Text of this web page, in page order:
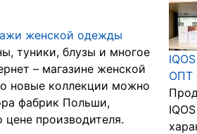
женской одежды
туники, блузы и многое
– магазине женской
новые коллекции можно
фабрик Польши,
производителя.
ОПТ